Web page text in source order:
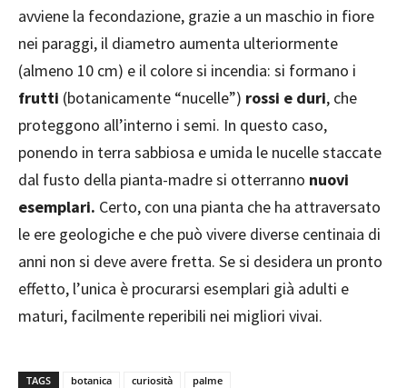
avviene la fecondazione, grazie a un maschio in fiore
nei paraggi, il diametro aumenta ulteriormente
(almeno 10 cm) e il colore si incendia: si formano i
frutti (botanicamente “nucelle”) rossi e duri, che
proteggono all’interno i semi. In questo caso,
ponendo in terra sabbiosa e umida le nucelle staccate
dal fusto della pianta-madre si otterranno nuovi
esemplari. Certo, con una pianta che ha attraversato
le ere geologiche e che può vivere diverse centinaia di
anni non si deve avere fretta. Se si desidera un pronto
effetto, l’unica è procurarsi esemplari già adulti e
maturi, facilmente reperibili nei migliori vivai.
TAGS botanica curiosità palme